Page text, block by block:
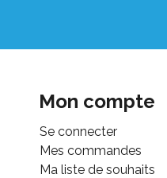
Mon compte
Se connecter
Mes commandes
Ma liste de souhaits